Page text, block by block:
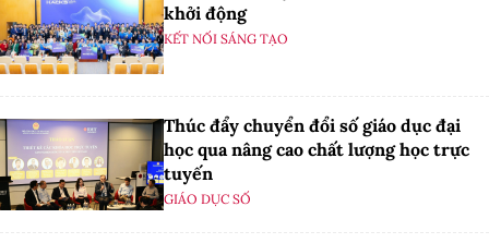
khởi động
KẾT NỐI SÁNG TẠO
Thúc đẩy chuyển đổi số giáo dục đại
học qua nâng cao chất lượng học trực
tuyến
GIÁO DỤC SỐ